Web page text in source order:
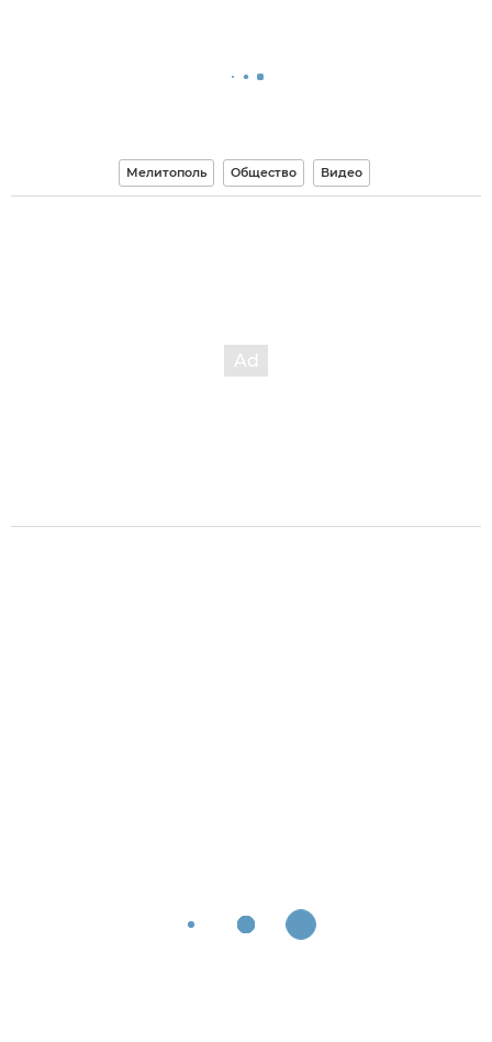
Мелитополь Общество Видео